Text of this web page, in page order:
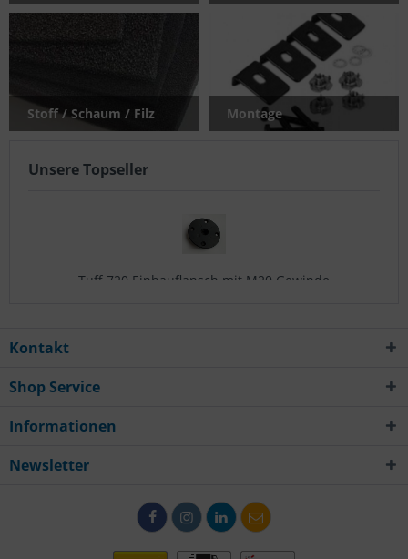
Stoff / Schaum / Filz Montage
Unsere Topseller
Tuff 720 Einbauflansch mit M20 Gewinde
Kontakt
Shop Service
Informationen
Newsletter